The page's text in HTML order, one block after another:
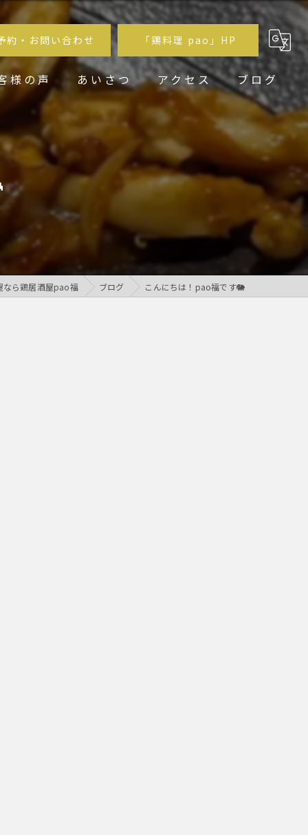
約・お問い合わせ 「鶏料理 pao」HP
様の声 あいさつ アクセス
鶏居酒屋pao福
鶏料理 pao
ブログ
なら鶏居酒屋pao福 ブログ こんにちは！pao福です🐘